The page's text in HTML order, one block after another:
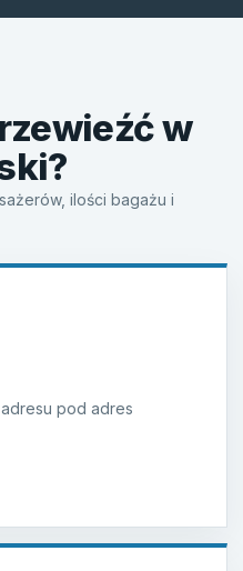
w
ilości bagażu i
pod adres